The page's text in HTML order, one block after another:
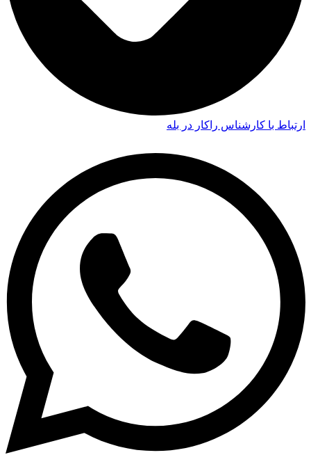
ارتباط با کارشناس راکار در بله